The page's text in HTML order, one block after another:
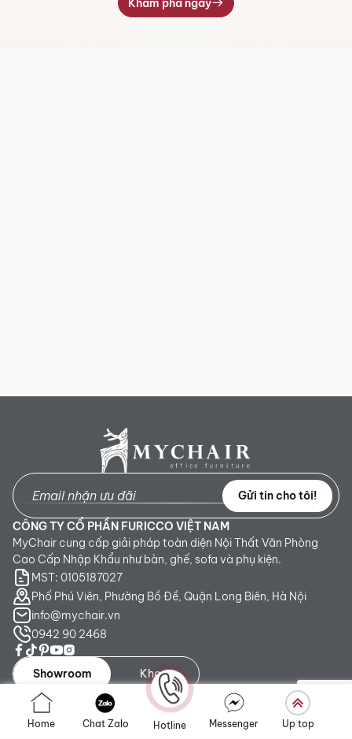
Gửi tin cho tôi!
CÔNG TY CỔ PHẦN FURICCO VIỆT NAM
MyChair cung cấp giải pháp toàn diện Nội Thất Văn Phòng
Cao Cấp Nhập Khẩu như bàn, ghế, sofa và phụ kiện.
MST: 0105187027
Phố Phú Viên, Phường Bồ Đề, Quận Long Biên, Hà Nội
info@mychair.vn
0942 90 2468
Showroom Kho
Showroom TP. HCM:
Số 345 - 347 Trần Phú, phường An
Home Chat Zalo Hotline Messenger Up top